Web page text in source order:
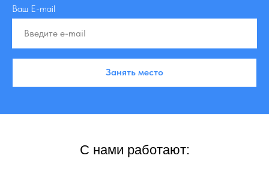
Ваш E-mail
Занять место
С нами работают: